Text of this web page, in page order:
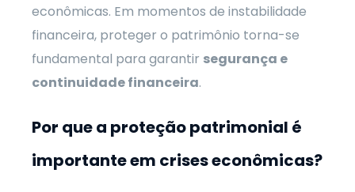
econômicas. Em momentos de instabilidade
financeira, proteger o patrimônio torna-se
fundamental para garantir segurança e
continuidade financeira.
Por que a proteção patrimonial é
importante em crises econômicas?